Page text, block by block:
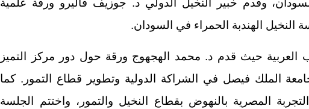
وقدم خبير النخيل الدولي د. جوزيف فاليرو ورقة علمية
الهندبة الحمراء في السودان.
العربية حيث قدم د. محمد الهجهوج ورقة حول دور مركز التميز
الملك فيصل في الشراكة الدولية وتطوير قطاع التمور. كما
المصرية بالنهوض بقطاع النخيل والتمور، واختتم الجلسة